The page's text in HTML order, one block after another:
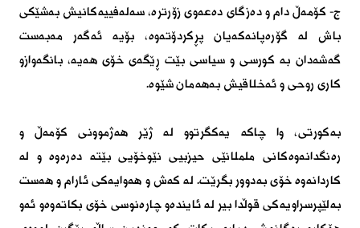
ج- كۆمەڵ دام و دەزگای دەعەوی زۆرترە، سەلەفییەكانیش بەشێكی
باش لە گۆرەپانەكەیان پڕكردۆتەوە، بۆیە ئەگەر مەبەست
گەشەدان بە كورسی و سیاسی بێت ڕێگەی خۆی هەیە، بانگەوازو
كاری روحی و ئەخلاقیش بەهەمان شێوە.
بەكورتی، وا چاكە یەكگرتوو لە ژێر هەژموونی كۆمەڵ و
رەنگدانەوەكانی ململانێی حیزبیی نێوخۆیی بێتە دەرەوە و لە
كاردانەوە خۆی بەدوور بگرێت. لە كەش و هەوایەكی ئارام و هەست
بەلێپرسراویەكی قوڵدا بیر لە ئایندەو چارەنوسی خۆی بكاتەوەو ئەو